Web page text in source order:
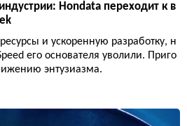
Hondata переходит к в
и ускоренную разработку, н
его основателя уволили. Приго
энтузиазма.